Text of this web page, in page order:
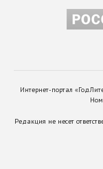
Интернет-портал
Редакция не несет